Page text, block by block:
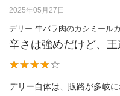
2025年05月27日
デリー 牛バラ肉のカシミール
辛さは強めだけど、
デリー自体は、販路が多岐